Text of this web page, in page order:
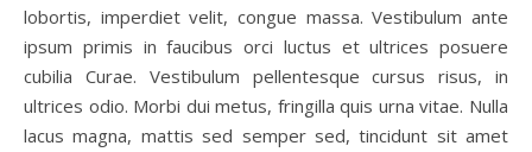
lobortis, imperdiet velit, congue massa. Vestibulum ante
ipsum primis in faucibus orci luctus et ultrices posuere
cubilia Curae. Vestibulum pellentesque cursus risus, in
ultrices odio. Morbi dui metus, fringilla quis urna vitae. Nulla
lacus magna, mattis sed semper sed, tincidunt sit amet